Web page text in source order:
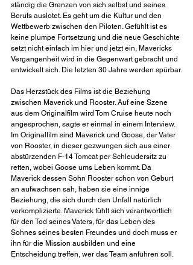
ständig die Grenzen von sich selbst und seines
Berufs auslotet. Es geht um die Kultur und den
Wettbewerb zwischen den Piloten. Gefühlt ist es
keine plumpe Fortsetzung und die neue Geschichte
setzt nicht einfach im hier und jetzt ein, Mavericks
Vergangenheit wird in die Gegenwart gebracht und
entwickelt sich. Die letzten 30 Jahre werden spürbar.
Das Herzstück des Films ist die Beziehung
zwischen Maverick und Rooster. Auf eine Szene
aus dem Originalfilm wird Tom Cruise heute noch
angesprochen, sagte er einmal in einem Interview.
Im Originalfilm sind Maverick und Goose, der Vater
von Rooster, in dieser gezwungen sich aus einer
abstürzenden F-14 Tomcat per Schleudersitz zu
retten, wobei Goose ums Leben kommt. Da
Maverick dessen Sohn Rooster schon von Geburt
an aufwachsen sah, haben sie eine innige
Beziehung, die sich durch den Unfall natürlich
verkomplizierte. Maverick fühlt sich verantwortlich
für den Tod seines Vaters, für das Leben des
Sohnes seines besten Freundes und doch muss er
ihn für die Mission ausbilden und eine
Entscheidung treffen, wer das Team anführen soll.